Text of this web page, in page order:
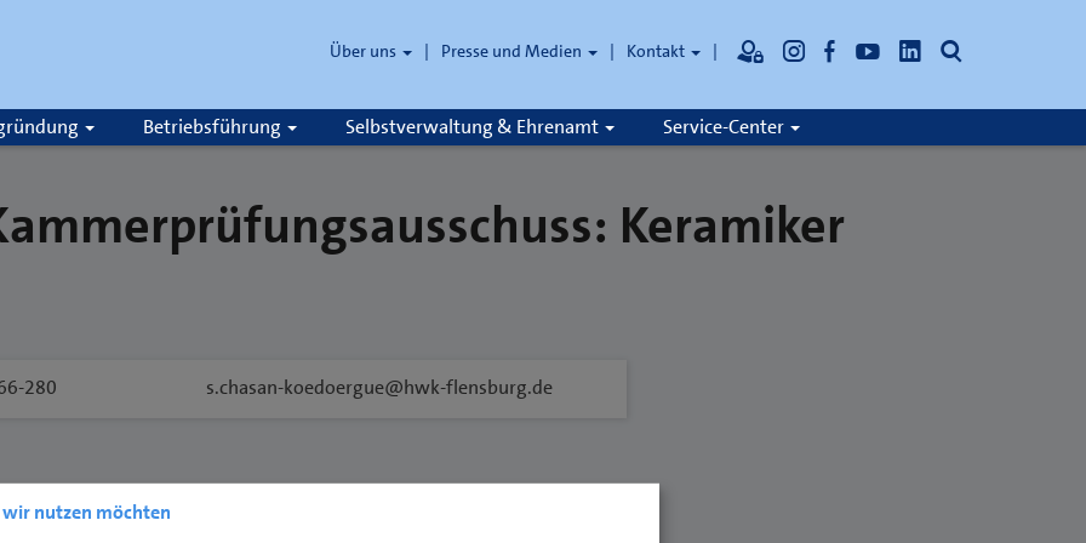
Über uns Presse und Medien Kontakt
Betriebsführung Selbstverwaltung & Ehrenamt Service-Center
Keramiker
280 s.chasan-koedoergue@hwk-flensburg.de
nutzen möchten